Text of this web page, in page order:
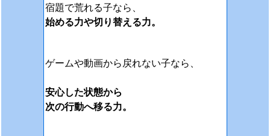
宿題で荒れる子なら、
始める力や切り替える力。
ゲームや動画から戻れない子なら、
安心した状態から
次の行動へ移る力。